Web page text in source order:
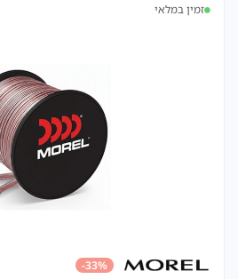
זמין במלאי
33%-